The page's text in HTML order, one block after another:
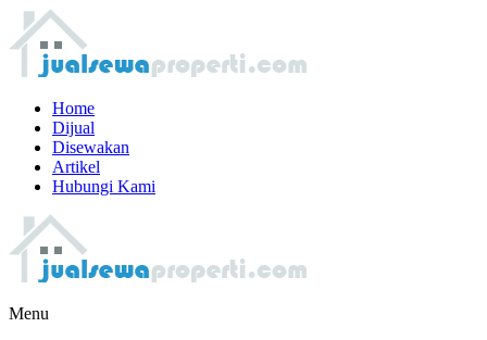
Home
Dijual
Disewakan
Artikel
Hubungi Kami
Menu